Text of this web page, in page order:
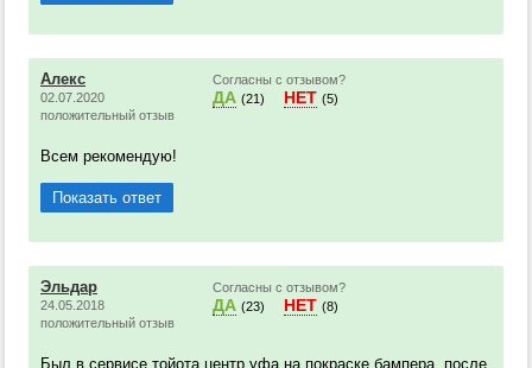
Алекс
02.07.2020
положительный отзыв
Согласны с отзывом?
ДА (21) НЕТ (5)
Всем рекомендую!
Показать ответ
Эльдар
24.05.2018
положительный отзыв
Согласны с отзывом?
ДА (23) НЕТ (8)
Был в сервисе тойота центр уфа на покраске бампера, после